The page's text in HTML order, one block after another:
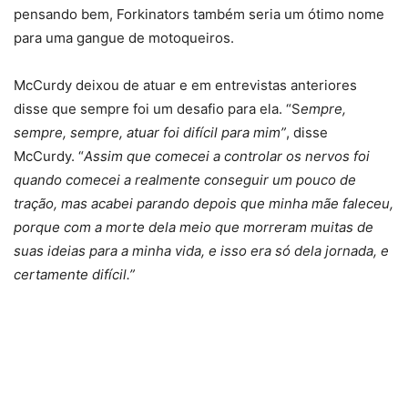
pensando bem, Forkinators também seria um ótimo nome
para uma gangue de motoqueiros.
McCurdy deixou de atuar e em entrevistas anteriores
disse que sempre foi um desafio para ela. “Sempre,
sempre, sempre, atuar foi difícil para mim”, disse
McCurdy. “Assim que comecei a controlar os nervos foi
quando comecei a realmente conseguir um pouco de
tração, mas acabei parando depois que minha mãe faleceu,
porque com a morte dela meio que morreram muitas de
suas ideias para a minha vida, e isso era só dela jornada, e
certamente difícil.”